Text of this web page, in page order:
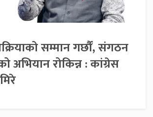
सम्मान गर्छौं, संगठन
अभियान रोकिन्न : कांग्रेस